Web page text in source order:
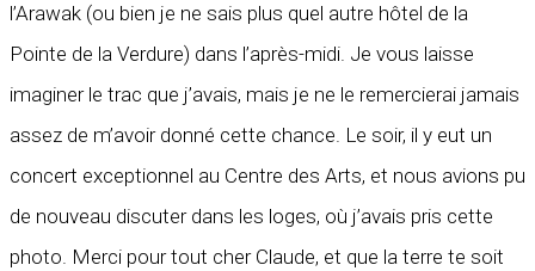
l’Arawak (ou bien je ne sais plus quel autre hôtel de la
Pointe de la Verdure) dans l’après-midi. Je vous laisse
imaginer le trac que j’avais, mais je ne le remercierai jamais
assez de m’avoir donné cette chance. Le soir, il y eut un
concert exceptionnel au Centre des Arts, et nous avions pu
de nouveau discuter dans les loges, où j’avais pris cette
photo. Merci pour tout cher Claude, et que la terre te soit